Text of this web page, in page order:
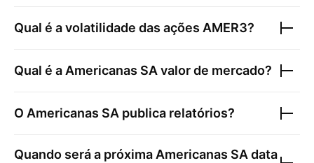
Qual é a volatilidade das ações AMER3?
Qual é a Americanas SA valor de mercado?
O Americanas SA publica relatórios?
Quando será a próxima Americanas SA data